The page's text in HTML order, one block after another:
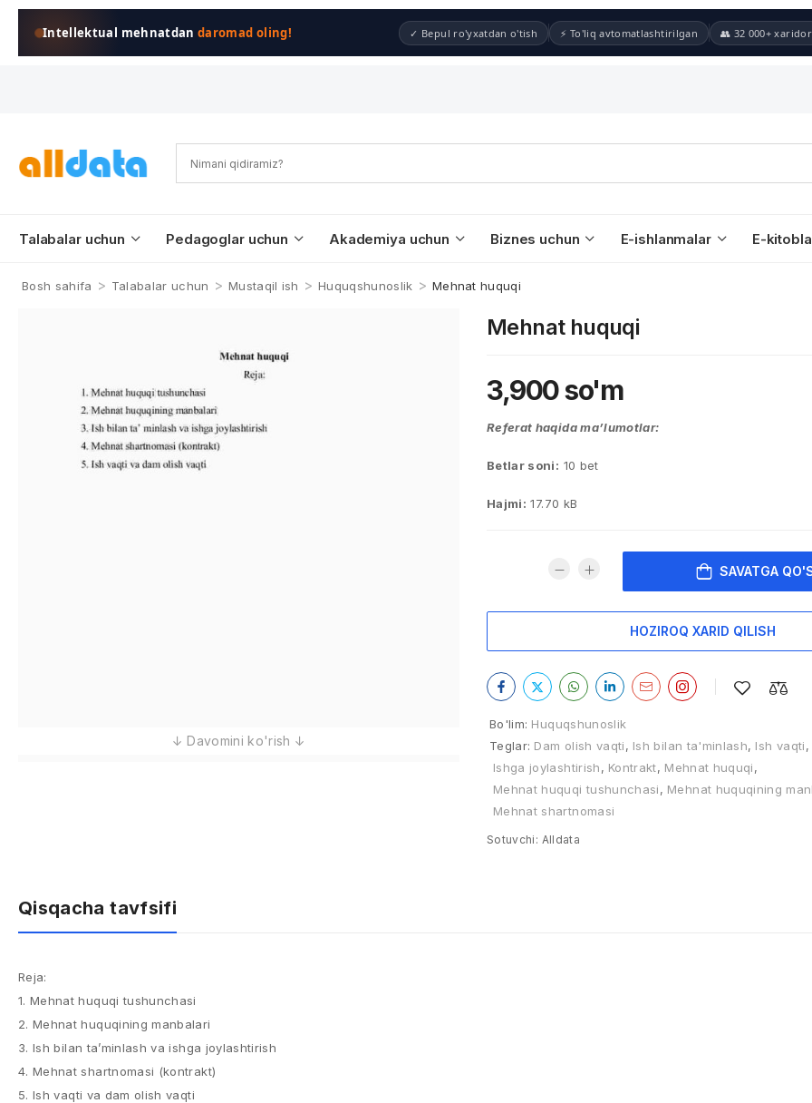
Intellektual mehnatdandaromad oling! ✓ Bepul ro'yxatdan o'tish ⚡ To'liq avtomatlashtirilgan 👥 32 000+ xaridor
Talabalar uchun Pedagoglar uchun Akademiya uchun Biznes uchun E-ishlanmalar E-
Bosh sahifa > Talabalar uchun > Mustaqil ish > Huquqshunoslik > Mehnat huquqi
Mehnat huquqi
3,900so'm
Referat haqida ma’lumotlar:
Betlar soni: 10 bet
Hajmi: 17.70 kB
SAVATGA
HOZIROQ XARID QILISH
Bo'lim: Huquqshunoslik
Teglar: Dam olish vaqti, Ish bilan ta'minlash, Ish vaqti,
Ishga joylashtirish, Kontrakt, Mehnat huquqi,
Mehnat huquqi tushunchasi, Mehnat huquqining
Mehnat shartnomasi
Sotuvchi: Alldata
Qisqacha tavfsifi
Reja:
1. Mehnat huquqi tushunchasi
2. Mehnat huquqining manbalari
3. Ish bilan ta’minlash va ishga joylashtirish
4. Mehnat shartnomasi (kontrakt)
5. Ish vaqti va dam olish vaqti